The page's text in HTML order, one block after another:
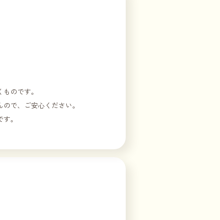
のです。
で、ご安心ください。
。